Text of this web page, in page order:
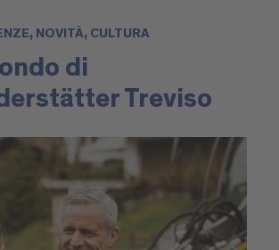
NOVITÀ, CULTURA
di
Treviso